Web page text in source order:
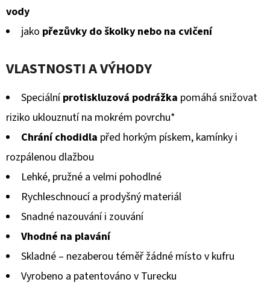
vody
jako přezůvky do školky nebo na cvičení
VLASTNOSTI A VÝHODY
Speciálníprotiskluzová podrážka pomáhá snižovat
riziko uklouznutí na mokrém povrchu*
Chrání chodidla před horkým pískem, kamínky i
rozpálenou dlažbou
Lehké, pružné a velmi pohodlné
Rychleschnoucí a prodyšný materiál
Snadné nazouvání i zouvání
Vhodné na plavání
Skladné – nezaberou téměř žádné místo v kufru
Vyrobeno a patentováno v Turecku